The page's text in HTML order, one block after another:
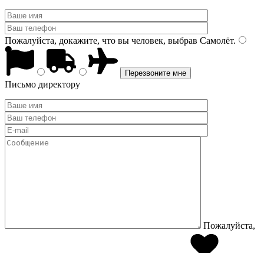
Пожалуйста, докажите, что вы человек, выбрав Самолёт.
Письмо директору
Пожалуйста,